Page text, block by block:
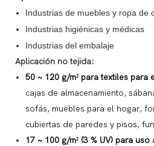
Industrias de muebles y ropa de
Industrias higiénicas y médicas
Industrias del embalaje
Aplicación no tejida:
50 ~ 120 g/m² para textiles para
cajas de almacenamiento,
sofás, muebles para el hogar,
cubiertas de paredes y pisos,
17 ~ 100 g/m² (3 % UV) para